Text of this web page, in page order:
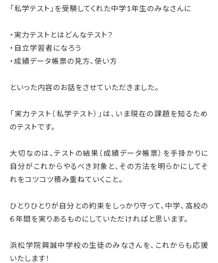
「私学テスト」を受験してくれた中学1年生のみなさんに
・実力テストとはどんなテスト？
・自立学習者になろう
・成績データ帳票の見方、使い方
といった内容のお話をさせていただきました。
「実力テスト（私学テスト）」は、いま現在の課題を知るため
のテストです。
大切なのは、テストの結果（成績データ帳票）を手掛かりに
自分がこれからやるべき対象と、その方法を明らかにしてそ
れをコツコツ積み重ねていくこと。
ひとりひとりが自分との約束をしっかり守って、 中学、高校の
６年間を実りあるものにしていただければと思います。
浜松学院興誠中学校の生徒のみなさんを、これからも応援
いたします！